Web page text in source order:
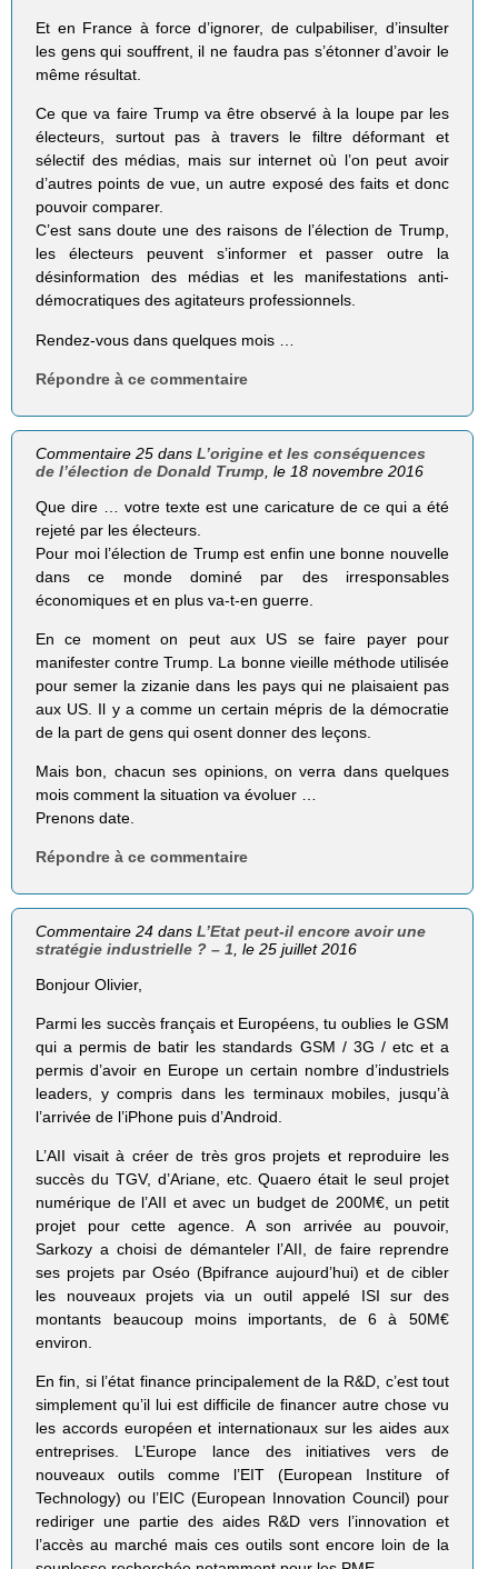
Et en France à force d’ignorer, de culpabiliser, d’insulter
les gens qui souffrent, il ne faudra pas s’étonner d’avoir le
même résultat.
Ce que va faire Trump va être observé à la loupe par les
électeurs, surtout pas à travers le filtre déformant et
sélectif des médias, mais sur internet où l’on peut avoir
d’autres points de vue, un autre exposé des faits et donc
pouvoir comparer.
C’est sans doute une des raisons de l’élection de Trump,
les électeurs peuvent s’informer et passer outre la
désinformation des médias et les manifestations anti-
démocratiques des agitateurs professionnels.
Rendez-vous dans quelques mois …
Répondre à ce commentaire
Commentaire 25 dansL’origine et les conséquences
de l’élection de Donald Trump , le 18 novembre 2016
Que dire … votre texte est une caricature de ce qui a été
rejeté par les électeurs.
Pour moi l’élection de Trump est enfin une bonne nouvelle
dans ce monde dominé par des irresponsables
économiques et en plus va-t-en guerre.
En ce moment on peut aux US se faire payer pour
manifester contre Trump. La bonne vieille méthode utilisée
pour semer la zizanie dans les pays qui ne plaisaient pas
aux US. Il y a comme un certain mépris de la démocratie
de la part de gens qui osent donner des leçons.
Mais bon, chacun ses opinions, on verra dans quelques
mois comment la situation va évoluer …
Prenons date.
Répondre à ce commentaire
Commentaire 24 dansL’Etat peut-il encore avoir une
stratégie industrielle ? – 1 , le 25 juillet 2016
Bonjour Olivier,
Parmi les succès français et Européens, tu oublies le GSM
qui a permis de batir les standards GSM / 3G / etc et a
permis d’avoir en Europe un certain nombre d’industriels
leaders, y compris dans les terminaux mobiles, jusqu’à
l’arrivée de l’iPhone puis d’Android.
L’AII visait à créer de très gros projets et reproduire les
succès du TGV, d’Ariane, etc. Quaero était le seul projet
numérique de l’AII et avec un budget de 200M€, un petit
projet pour cette agence. A son arrivée au pouvoir,
Sarkozy a choisi de démanteler l’AII, de faire reprendre
ses projets par Oséo (Bpifrance aujourd’hui) et de cibler
les nouveaux projets via un outil appelé ISI sur des
montants beaucoup moins importants, de 6 à 50M€
environ.
En fin, si l’état finance principalement de la R&D, c’est tout
simplement qu’il lui est difficile de financer autre chose vu
les accords européen et internationaux sur les aides aux
entreprises. L’Europe lance des initiatives vers de
nouveaux outils comme l’EIT (European Institure of
Technology) ou l’EIC (European Innovation Council) pour
rediriger une partie des aides R&D vers l’innovation et
l’accès au marché mais ces outils sont encore loin de la